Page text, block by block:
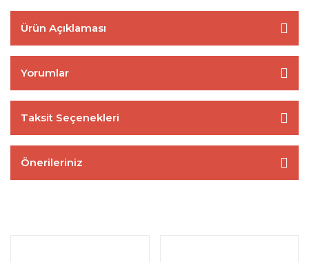
Ürün Açıklaması
Yorumlar
Taksit Seçenekleri
Önerileriniz